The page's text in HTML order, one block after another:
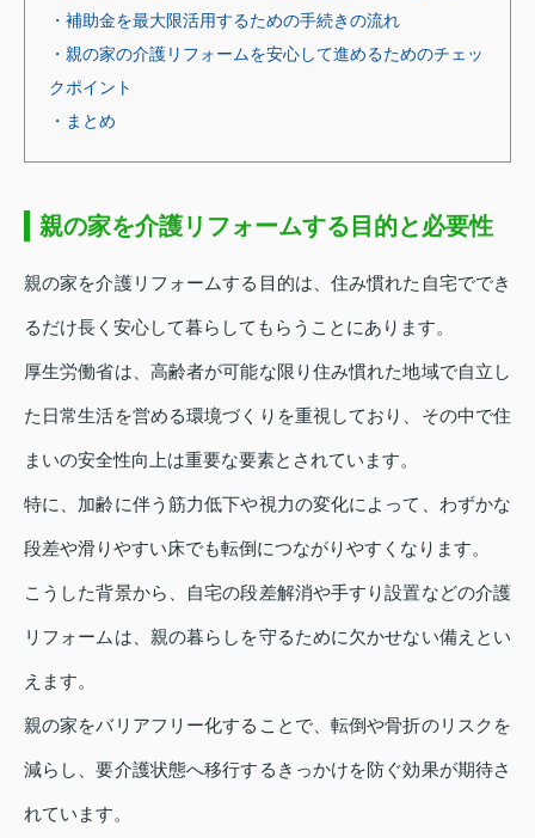
・補助金を最大限活用するための手続きの流れ
・親の家の介護リフォームを安心して進めるためのチェッ
クポイント
・まとめ
親の家を介護リフォームする目的と必要性
親の家を介護リフォームする目的は、住み慣れた自宅ででき
るだけ長く安心して暮らしてもらうことにあります。
厚生労働省は、高齢者が可能な限り住み慣れた地域で自立し
た日常生活を営める環境づくりを重視しており、その中で住
まいの安全性向上は重要な要素とされています。
特に、加齢に伴う筋力低下や視力の変化によって、わずかな
段差や滑りやすい床でも転倒につながりやすくなります。
こうした背景から、自宅の段差解消や手すり設置などの介護
リフォームは、親の暮らしを守るために欠かせない備えとい
えます。
親の家をバリアフリー化することで、転倒や骨折のリスクを
減らし、要介護状態へ移行するきっかけを防ぐ効果が期待さ
れています。